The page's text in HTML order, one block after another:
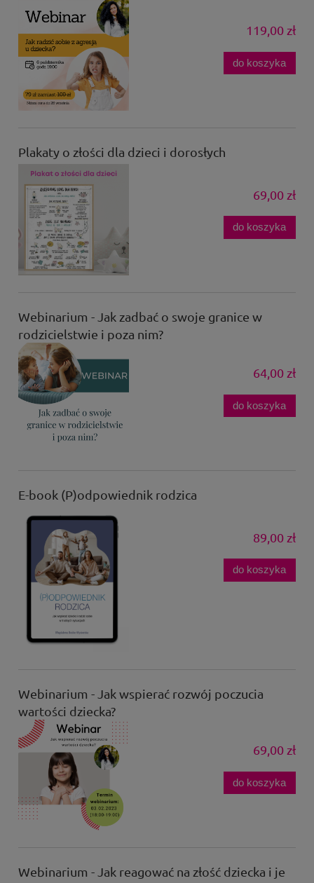
119,00 zł
do koszyka
Plakaty o złości dla dzieci i dorosłych
69,00 zł
do koszyka
Webinarium - Jak zadbać o swoje granice w
rodzicielstwie i poza nim?
64,00 zł
do koszyka
E-book (P)odpowiednik rodzica
89,00 zł
do koszyka
Webinarium - Jak wspierać rozwój poczucia
wartości dziecka?
69,00 zł
do koszyka
Webinarium - Jak reagować na złość dziecka i je